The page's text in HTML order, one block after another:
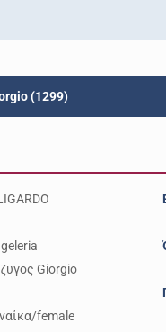
(1299)
Giorgio
female